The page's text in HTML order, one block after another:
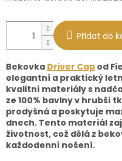
Přidat do
Bekovka Driver Cap od
elegantní a praktický
kvalitní materiály s
ze 100% bavlny v hrubší
prodyšná a poskytuje
dnech. Tento materiál
životnost, což dělá z
každodenní nošení.